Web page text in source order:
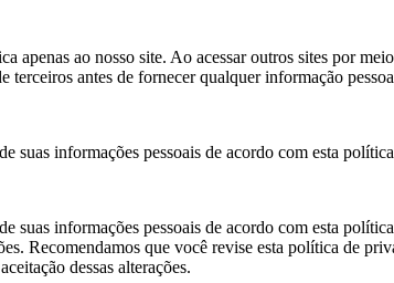
apenas ao nosso site. Ao acessar outros sites por
terceiros antes de fornecer qualquer informação
suas informações pessoais de acordo com esta
suas informações pessoais de acordo com esta
Recomendamos que você revise esta política de
dessas alterações.